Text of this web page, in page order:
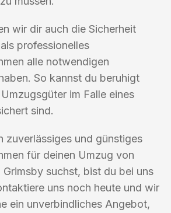
wir dir auch die Sicherheit
professionelles
alle notwendigen
So kannst du beruhigt
im Falle eines
sind.
zuverlässiges und günstiges
für deinen Umzug von
Grimsby suchst, bist du bei uns
uns noch heute und wir
ein unverbindliches Angebot,